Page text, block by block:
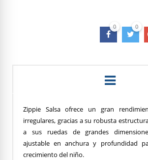
0 0
Zippie Salsa ofrece un gran
irregulares, gracias a su robusta
a sus ruedas de grandes
ajustable en anchura y profundidad
crecimiento del niño.